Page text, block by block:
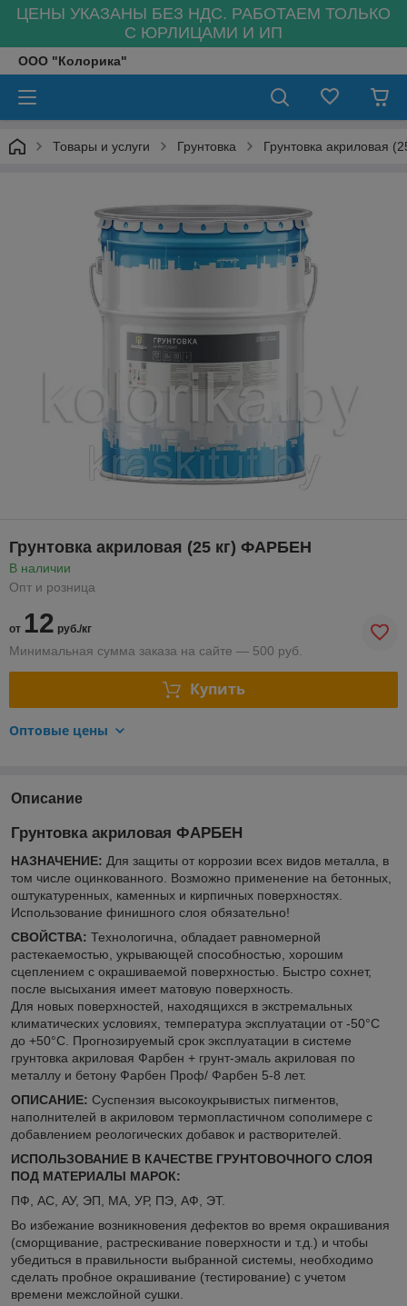
ЦЕНЫ УКАЗАНЫ БЕЗ НДС. РАБОТАЕМ ТОЛЬКО
С ЮРЛИЦАМИ И ИП
ООО "Колорика"
Товары и услуги Грунтовка Грунтовка акриловая
Грунтовка акриловая (25 кг) ФАРБЕН
В наличии
Опт и розница
от 12 руб./кг
Минимальная сумма заказа на сайте — 500 руб.
Купить
Оптовые цены
Описание
Грунтовка акриловая ФАРБЕН
НАЗНАЧЕНИЕ: Для защиты от коррозии всех видов металла, в
том числе оцинкованного. Возможно применение на бетонных,
оштукатуренных, каменных и кирпичных поверхностях.
Использование финишного слоя обязательно!
СВОЙСТВА: Технологична, обладает равномерной
растекаемостью, укрывающей способностью, хорошим
сцеплением с окрашиваемой поверхностью. Быстро сохнет,
после высыхания имеет матовую поверхность.
Для новых поверхностей, находящихся в экстремальных
климатических условиях, температура эксплуатации от -50°С
до +50°С. Прогнозируемый срок эксплуатации в системе
грунтовка акриловая Фарбен + грунт-эмаль акриловая по
металлу и бетону Фарбен Проф/ Фарбен 5-8 лет.
ОПИСАНИЕ: Суспензия высокоукрывистых пигментов,
наполнителей в акриловом термопластичном сополимере с
добавлением реологических добавок и растворителей.
ИСПОЛЬЗОВАНИЕ В КАЧЕСТВЕ ГРУНТОВОЧНОГО СЛОЯ
ПОД МАТЕРИАЛЫ МАРОК:
ПФ, АС, АУ, ЭП, МА, УР, ПЭ, АФ, ЭТ.
Во избежание возникновения дефектов во время окрашивания
(сморщивание, растрескивание поверхности и т.д.) и чтобы
убедиться в правильности выбранной системы, необходимо
сделать пробное окрашивание (тестирование) с учетом
времени межслойной сушки.